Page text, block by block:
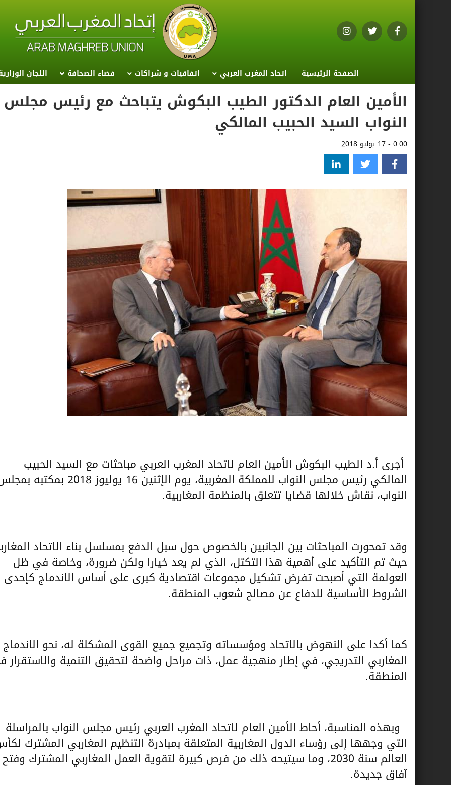
الصفحة الرئيسية اتحاد المغرب العربي اتفاقيات و شراكات فضاء الصحافة اللجان
الأمين العام الدكتور الطيب البكوش يتباحث مع رئيس مجلس
النواب السيد الحبيب المالكي
0:00 - 17 يوليو 2018
أجرى أ.د الطيب البكوش الأمين العام لاتحاد المغرب العربي مباحثات مع السيد الحبيب
المالكي رئيس مجلس النواب للمملكة المغربية، يوم الإثنين 16 يوليوز 2018
النواب، نقاش خلالها قضايا تتعلق بالمنظمة المغاربية.
وقد تمحورت المباحثات بين الجانبين بالخصوص حول سبل الدفع بمسلسل بناء الاتحاد
حيث تم التأكيد على أهمية هذا التكتل، الذي لم يعد خيارا ولكن ضرورة، وخاصة في ظل
العولمة التي أصبحت تفرض تشكيل مجموعات اقتصادية كبرى على أساس الاندماج كإحدى
الشروط الأساسية للدفاع عن مصالح شعوب المنطقة.
كما أكدا على النهوض بالاتحاد ومؤسساته وتجميع جميع القوى المشكلة له، نحو الاندماج
المغاربي التدريجي، في إطار منهجية عمل، ذات مراحل واضحة لتحقيق التنمية والاستقرار
المنطقة.
وبهذه المناسبة، أحاط الأمين العام لاتحاد المغرب العربي رئيس مجلس النواب بالمراسلة
التي وجهها إلى رؤساء الدول المغاربية المتعلقة بمبادرة التنظيم المغاربي المشترك
العالم سنة 2030، وما سيتيحه ذلك من فرص كبيرة لتقوية العمل المغاربي المشترك وفتح
آفاق جديدة.